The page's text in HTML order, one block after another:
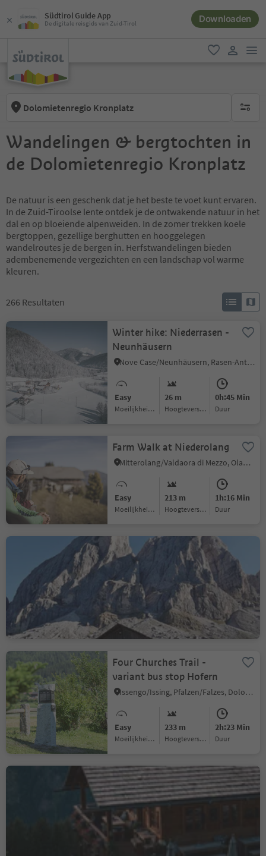
Südtirol Guide App
De digitale reisgids van Zuid-Tirol Downloaden
favoriet
Dolomietenregio Kronplatz geen
Wandelingen & bergtochten in
de Dolomietenregio Kronplatz
De natuur is een geschenk dat je het beste te voet kunt ervaren.
In de Zuid-Tiroolse lente ontdek je de ontwakende natuur in het
dal en op bloeiende alpenweiden. In de zomer trekken koele
bergtoppen, gezellige berghutten en hooggelegen
wandelroutes je de bergen in. Herfstwandelingen bieden
adembenemende vergezichten en een landschap vol warme
kleuren.
266 Resultaten
Winter hike: Niederrasen -
Neunhäusern
Nove Case/Neunhäusern, Rasen-Antholz/Rasun Anterselva, Dolomites Region Kronplatz/Plan de Corones
Easy
Moeilijkheidsgraad
26 m
Hoogteverschil
0h:45 Min
Duur
Farm Walk at Niederolang
Mitterolang/Valdaora di Mezzo, Olang/Valdaora, Dolomites Region Kronplatz/Plan de Corones
Easy
Moeilijkheidsgraad
213 m
Hoogteverschil
1h:16 Min
Duur
Summer hike: Passo delle
Erbe - Forcella di Putia
Longiarù/Campill, San Martin /San Martino, Dolomites Region Kronplatz/Plan de Corones
Medium
Moeilijkheidsgraad
415 m
Hoogteverschil
1h:30 Min
Duur
Four Churches Trail -
variant bus stop Hofern
Issengo/Issing, Pfalzen/Falzes, Dolomites Region Kronplatz/Plan de Corones
Easy
Moeilijkheidsgraad
233 m
Hoogteverschil
2h:23 Min
Duur
Hike to the Hochraut Alm
Hut
Medium 513 m
Hoogteverschil
1h:34 Min
Duur